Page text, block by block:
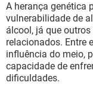
A herança genética
vulnerabilidade de
álcool, já que
relacionados. Entre
influência do meio,
capacidade de
dificuldades.